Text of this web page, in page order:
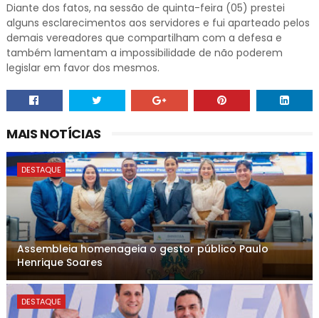
Diante dos fatos, na sessão de quinta-feira (05) prestei
alguns esclarecimentos aos servidores e fui aparteado pelos
demais vereadores que compartilham com a defesa e
também lamentam a impossibilidade de não poderem
legislar em favor dos mesmos.
MAIS NOTÍCIAS
DESTAQUE
Assembleia homenageia o gestor público Paulo
Henrique Soares
DESTAQUE